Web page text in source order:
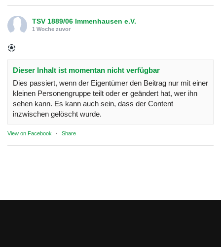
TSV 1889/06 Immenhausen e.V.
1 Woche zuvor
Dieser Inhalt ist momentan nicht verfügbar
Dies passiert, wenn der Eigentümer den Beitrag nur mit einer
kleinen Personengruppe teilt oder er geändert hat, wer ihn
sehen kann. Es kann auch sein, dass der Content
inzwischen gelöscht wurde.
View on Facebook · Share